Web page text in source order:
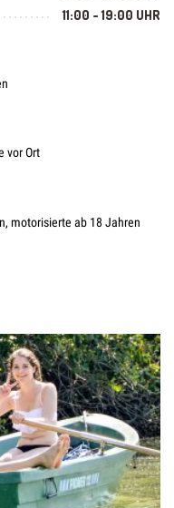
11:00 - 19:00 UHR
vor Ort
motorisierte ab 18 Jahren